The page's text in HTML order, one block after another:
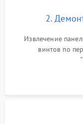
2.
Извлечение
винтов по
сенсорного блока